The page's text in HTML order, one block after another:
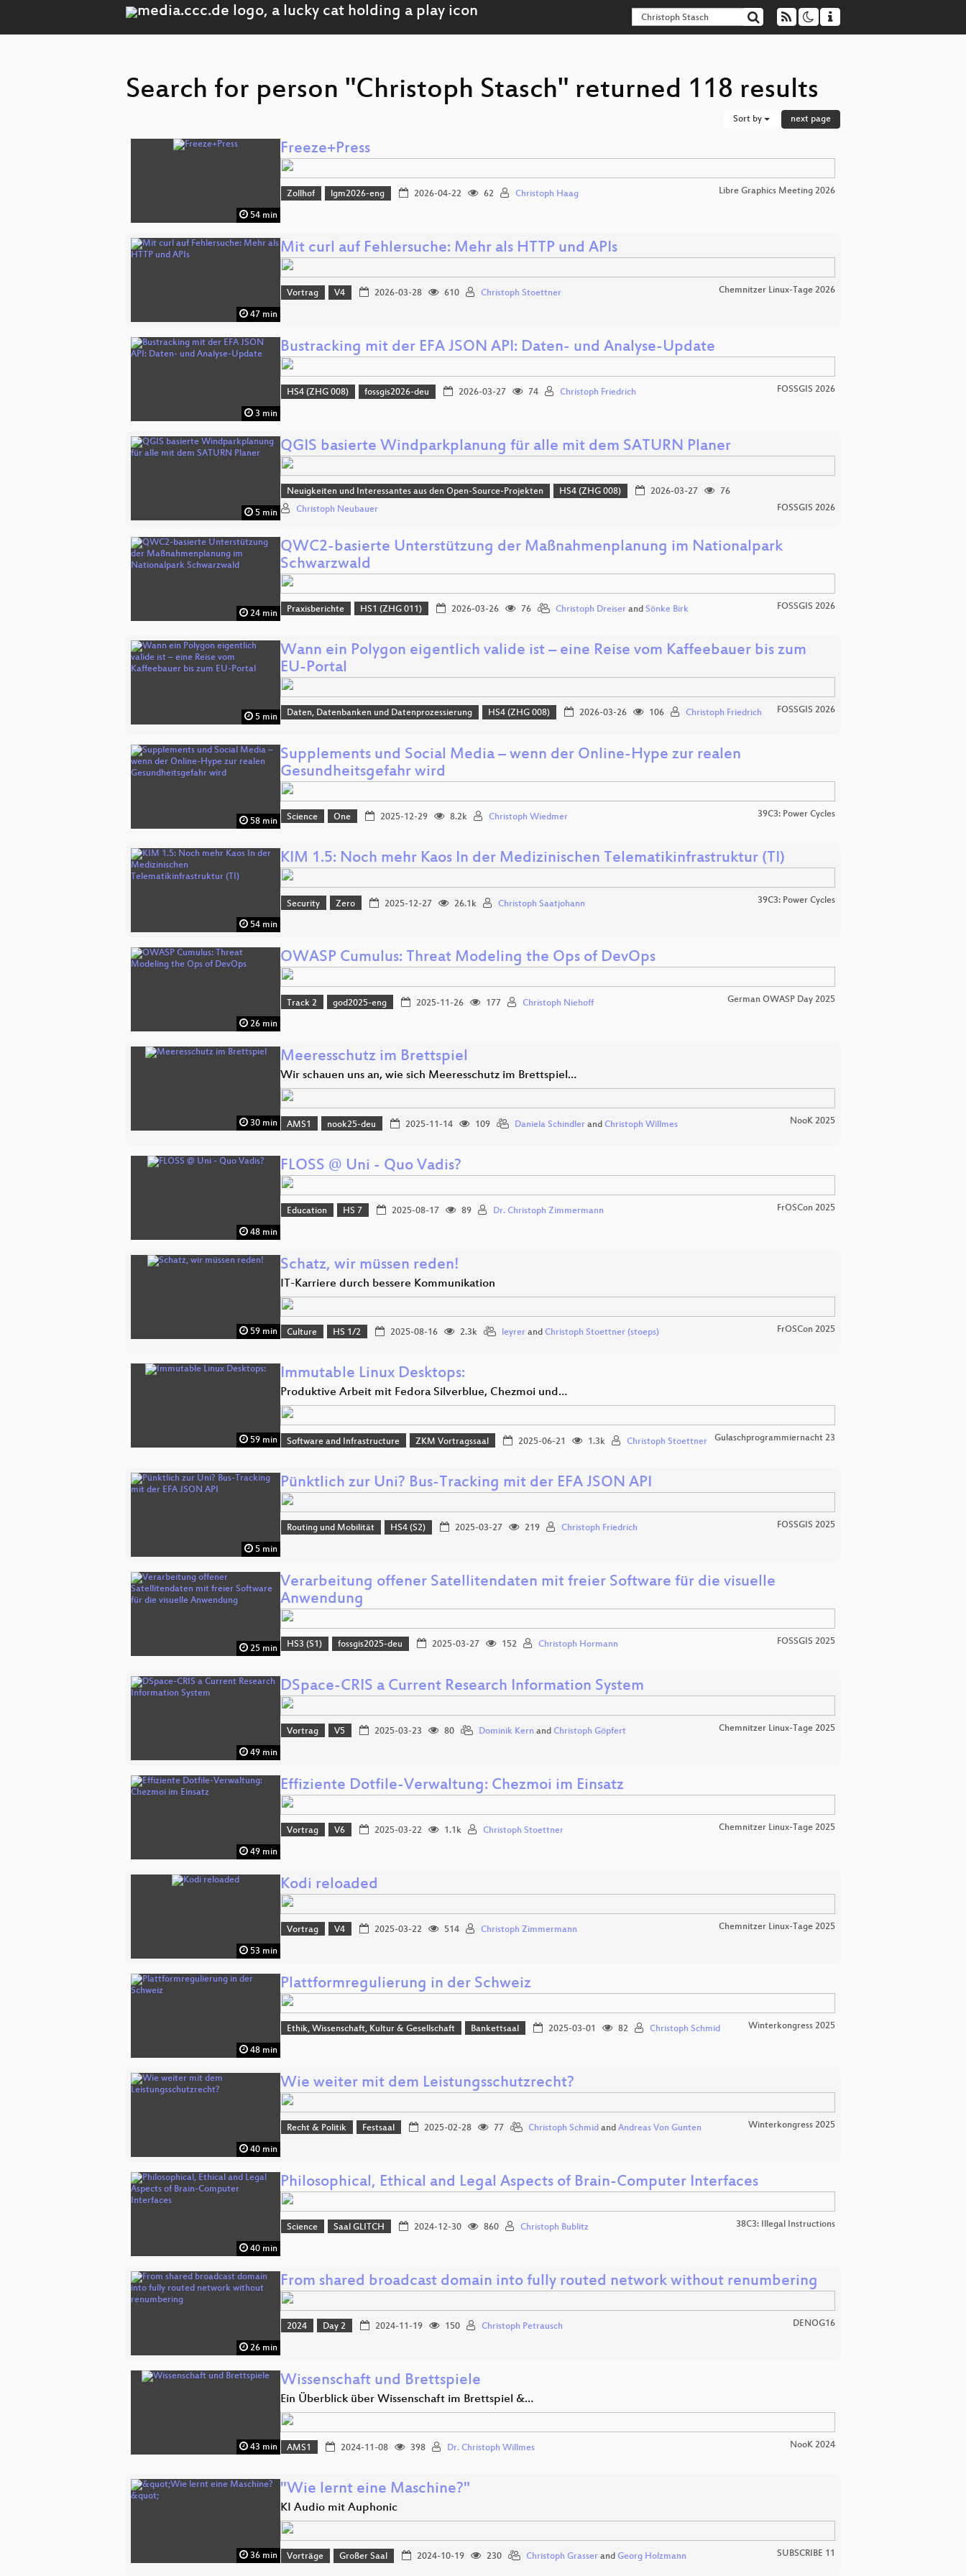
Search for person "Christoph Stasch" returned 118 results
Sort by next page
54 min
Freeze+Press
Zollhof lgm2026-eng 2026-04-22 62 Christoph Haag Libre Graphics Meeting 2026
47 min
Mit curl auf Fehlersuche: Mehr als HTTP und APIs
Vortrag V4 2026-03-28 610 Christoph Stoettner Chemnitzer Linux-Tage 2026
3 min
Bustracking mit der EFA JSON API: Daten- und Analyse-Update
HS4 (ZHG 008) fossgis2026-deu 2026-03-27 74 Christoph Friedrich FOSSGIS 2026
5 min
QGIS basierte Windparkplanung für alle mit dem SATURN Planer
Neuigkeiten und Interessantes aus den Open-Source-Projekten HS4 (ZHG 008) 2026-03-27
76
Christoph Neubauer
FOSSGIS 2026
24 min
QWC2-basierte Unterstützung der Maßnahmenplanung im Nationalpark
Schwarzwald
Praxisberichte HS1 (ZHG 011) 2026-03-26 76 Christoph Dreiserand Sönke Birk FOSSGIS 2026
5 min
Wann ein Polygon eigentlich valide ist – eine Reise vom Kaffeebauer bis zum
EU-Portal
Daten, Datenbanken und Datenprozessierung HS4 (ZHG 008) 2026-03-26 106 Christoph Friedrich FOSSGIS 2026
58 min
Supplements und Social Media – wenn der Online-Hype zur realen
Gesundheitsgefahr wird
Science One 2025-12-29 8.2k Christoph Wiedmer 39C3: Power Cycles
54 min
KIM 1.5: Noch mehr Kaos In der Medizinischen Telematikinfrastruktur (TI)
Security Zero 2025-12-27 26.1k Christoph Saatjohann 39C3: Power Cycles
26 min
OWASP Cumulus: Threat Modeling the Ops of DevOps
Track 2 god2025-eng 2025-11-26 177 Christoph Niehoff German OWASP Day 2025
30 min
Meeresschutz im Brettspiel
Wir schauen uns an, wie sich Meeresschutz im Brettspiel…
AMS1 nook25-deu 2025-11-14 109 Daniela Schindlerand Christoph Willmes NooK 2025
48 min
FLOSS @ Uni - Quo Vadis?
Education HS 7 2025-08-17 89 Dr. Christoph Zimmermann FrOSCon 2025
59 min
Schatz, wir müssen reden!
IT-Karriere durch bessere Kommunikation
Culture HS 1/2 2025-08-16 2.3k leyrerand Christoph Stoettner (stoeps) FrOSCon 2025
59 min
Immutable Linux Desktops:
Produktive Arbeit mit Fedora Silverblue, Chezmoi und…
Software and Infrastructure ZKM Vortragssaal 2025-06-21 1.3k Christoph Stoettner Gulaschprogrammiernacht 23
5 min
Pünktlich zur Uni? Bus-Tracking mit der EFA JSON API
Routing und Mobilität HS4 (S2) 2025-03-27 219 Christoph Friedrich FOSSGIS 2025
25 min
Verarbeitung offener Satellitendaten mit freier Software für die visuelle
Anwendung
HS3 (S1) fossgis2025-deu 2025-03-27 152 Christoph Hormann FOSSGIS 2025
49 min
DSpace-CRIS a Current Research Information System
Vortrag V5 2025-03-23 80 Dominik Kern and Christoph Göpfert Chemnitzer Linux-Tage 2025
49 min
Effiziente Dotfile-Verwaltung: Chezmoi im Einsatz
Vortrag V6 2025-03-22 1.1k Christoph Stoettner Chemnitzer Linux-Tage 2025
53 min
Kodi reloaded
Vortrag V4 2025-03-22 514 Christoph Zimmermann Chemnitzer Linux-Tage 2025
48 min
Plattformregulierung in der Schweiz
Ethik, Wissenschaft, Kultur & Gesellschaft Bankettsaal 2025-03-01 82 Christoph Schmid Winterkongress 2025
40 min
Wie weiter mit dem Leistungsschutzrecht?
Recht & Politik Festsaal 2025-02-28 77 Christoph Schmidand Andreas Von Gunten Winterkongress 2025
40 min
Philosophical, Ethical and Legal Aspects of Brain-Computer Interfaces
Science Saal GLITCH 2024-12-30 860 Christoph Bublitz 38C3: Illegal Instructions
26 min
From shared broadcast domain into fully routed network without renumbering
2024 Day 2 2024-11-19 150 Christoph Petrausch DENOG16
43 min
Wissenschaft und Brettspiele
Ein Überblick über Wissenschaft im Brettspiel &…
AMS1 2024-11-08 398 Dr. Christoph Willmes NooK 2024
36 min
"Wie lernt eine Maschine?"
KI Audio mit Auphonic
Vorträge Großer Saal 2024-10-19 230 Christoph Grasserand Georg Holzmann SUBSCRIBE 11